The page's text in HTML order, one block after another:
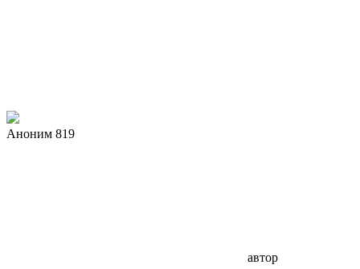
Аноним 819
автор